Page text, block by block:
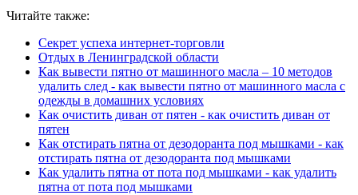
Читайте также:
Секрет успеха интернет-торговли
Отдых в Ленинградской области
Как вывести пятно от машинного масла – 10 методов
удалить след - как вывести пятно от машинного масла с
одежды в домашних условиях
Как очистить диван от пятен - как очистить диван от
пятен
Как отстирать пятна от дезодоранта под мышками - как
отстирать пятна от дезодоранта под мышками
Как удалить пятна от пота под мышками - как удалить
пятна от пота под мышками